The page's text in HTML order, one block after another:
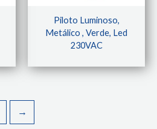
Piloto Luminoso,
Metálico , Verde, Led
230VAC
→